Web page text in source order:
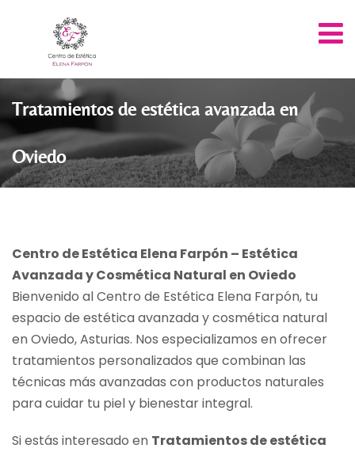
Tratamientos de estética avanzada en
Oviedo
Centro de Estética Elena Farpón – Estética
Avanzada y Cosmética Natural en Oviedo
Bienvenido al Centro de Estética Elena Farpón, tu
espacio de estética avanzada y cosmética natural
en Oviedo, Asturias. Nos especializamos en ofrecer
tratamientos personalizados que combinan las
técnicas más avanzadas con productos naturales
para cuidar tu piel y bienestar integral.
Si estás interesado en Tratamientos de estética